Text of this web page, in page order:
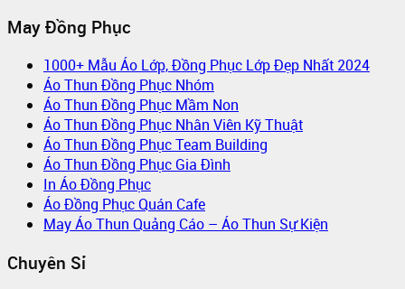
May Đồng Phục
1000+ Mẫu Áo Lớp, Đồng Phục Lớp Đẹp Nhất 2024
Áo Thun Đồng Phục Nhóm
Áo Thun Đồng Phục Mầm Non
Áo Thun Đồng Phục Nhân Viên Kỹ Thuật
Áo Thun Đồng Phục Team Building
Áo Thun Đồng Phục Gia Đình
In Áo Đồng Phục
Áo Đồng Phục Quán Cafe
May Áo Thun Quảng Cáo – Áo Thun Sự Kiện
Chuyên Sỉ